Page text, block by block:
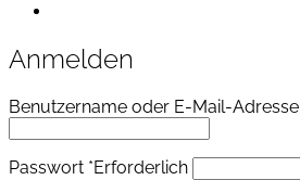
Anmelden
Benutzername oder E-Mail-Adresse
Passwort *Erforderlich